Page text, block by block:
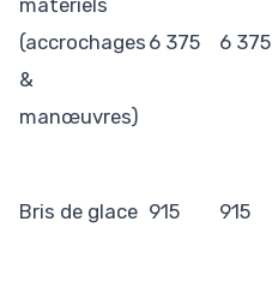
(accrochages
&
manœuvres)
6 375 6 375
Bris de glace 915 915